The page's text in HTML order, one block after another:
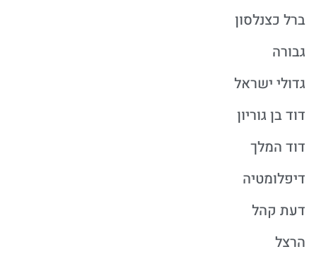
ברל כצנלסון
גבורה
גדולי ישראל
דוד בן גוריון
דוד המלך
דיפלומטיה
דעת קהל
הרצל